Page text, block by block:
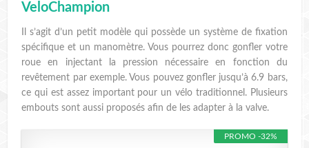
VeloChampion
Il s’agit d’un petit modèle qui possède un système de fixation
spécifique et un manomètre. Vous pourrez donc gonfler votre
roue en injectant la pression nécessaire en fonction du
revêtement par exemple. Vous pouvez gonfler jusqu’à 6.9 bars,
ce qui est assez important pour un vélo traditionnel. Plusieurs
embouts sont aussi proposés afin de les adapter à la valve.
PROMO -32%